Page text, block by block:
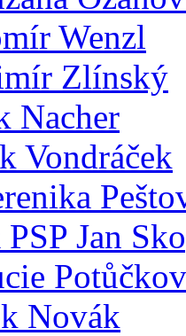
Wenzl
Zlínský
Nacher
Vondráček
Jan
Novák